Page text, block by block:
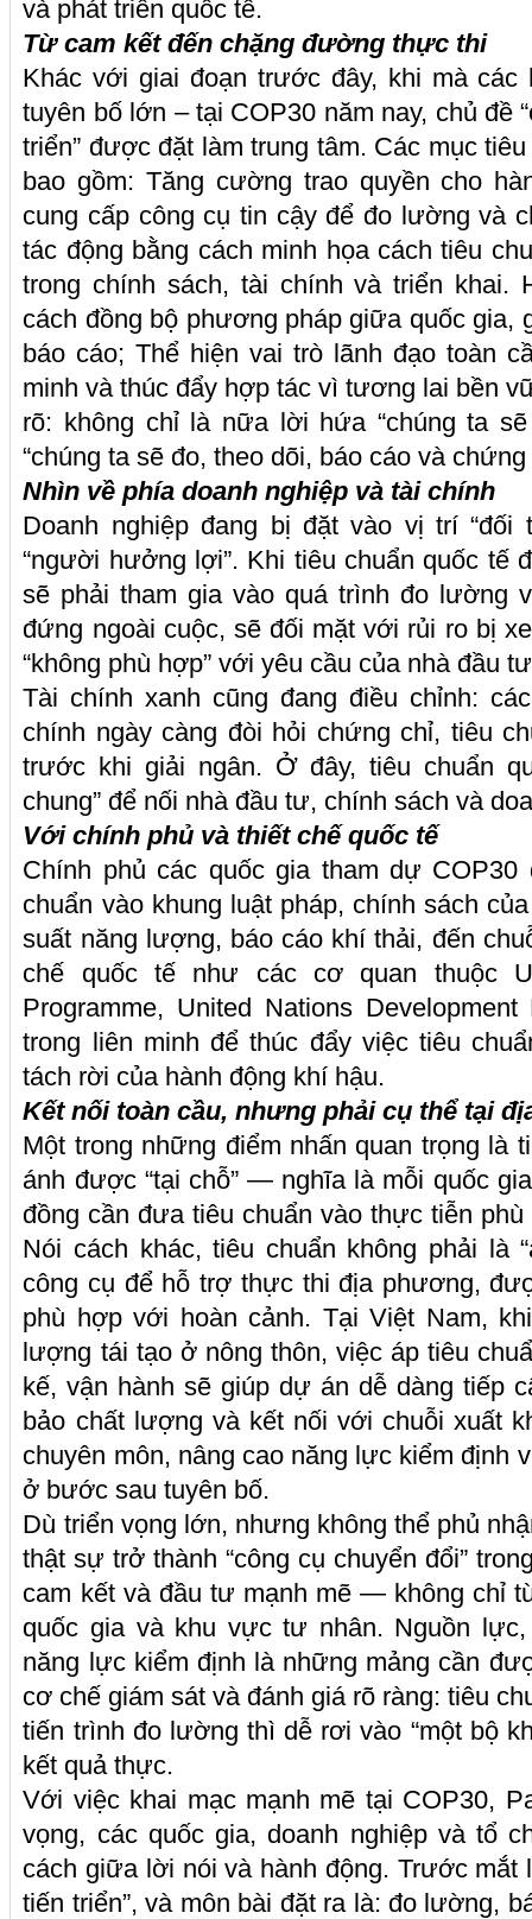
và phát triển quốc tế.
Từ cam kết đến chặng đường thực thi
Khác với giai đoạn trước đây, khi mà
tuyên bố lớn – tại COP30 năm nay, chủ đề
triển” được đặt làm trung tâm. Các mục
bao gồm: Tăng cường trao quyền cho
cung cấp công cụ tin cậy để đo lường và
tác động bằng cách minh họa cách tiêu
trong chính sách, tài chính và triển khai.
cách đồng bộ phương pháp giữa quốc gia,
báo cáo; Thể hiện vai trò lãnh đạo toàn
minh và thúc đẩy hợp tác vì tương lai bền
rõ: không chỉ là nữa lời hứa “chúng ta
“chúng ta sẽ đo, theo dõi, báo cáo và
Nhìn về phía doanh nghiệp và tài chính
Doanh nghiệp đang bị đặt vào vị trí “đối
“người hưởng lợi”. Khi tiêu chuẩn quốc tế
sẽ phải tham gia vào quá trình đo lường
đứng ngoài cuộc, sẽ đối mặt với rủi ro bị
“không phù hợp” với yêu cầu của nhà đầu
Tài chính xanh cũng đang điều chỉnh:
chính ngày càng đòi hỏi chứng chỉ, tiêu
trước khi giải ngân. Ở đây, tiêu chuẩn
chung” để nối nhà đầu tư, chính sách và
Với chính phủ và thiết chế quốc tế
Chính phủ các quốc gia tham dự
chuẩn vào khung luật pháp, chính sách
suất năng lượng, báo cáo khí thải, đến
chế quốc tế như các cơ quan thuộc
Programme, United Nations
trong liên minh để thúc đẩy việc tiêu
tách rời của hành động khí hậu.
Kết nối toàn cầu, nhưng phải cụ thể tại
Một trong những điểm nhấn quan trọng là
ánh được “tại chỗ” — nghĩa là mỗi quốc
đồng cần đưa tiêu chuẩn vào thực tiễn
Nói cách khác, tiêu chuẩn không phải là
công cụ để hỗ trợ thực thi địa phương,
phù hợp với hoàn cảnh. Tại Việt Nam,
lượng tái tạo ở nông thôn, việc áp tiêu
kế, vận hành sẽ giúp dự án dễ dàng tiếp
bảo chất lượng và kết nối với chuỗi xuất
chuyên môn, nâng cao năng lực kiểm định
ở bước sau tuyên bố.
Dù triển vọng lớn, nhưng không thể phủ
thật sự trở thành “công cụ chuyển đổi”
cam kết và đầu tư mạnh mẽ — không chỉ
quốc gia và khu vực tư nhân. Nguồn
năng lực kiểm định là những mảng cần
cơ chế giám sát và đánh giá rõ ràng: tiêu
tiến trình đo lường thì dễ rơi vào “một bộ
kết quả thực.
Với việc khai mạc mạnh mẽ tại COP30,
vọng, các quốc gia, doanh nghiệp và tổ
cách giữa lời nói và hành động. Trước mắt
tiến triển”, và môn bài đặt ra là: đo lường,